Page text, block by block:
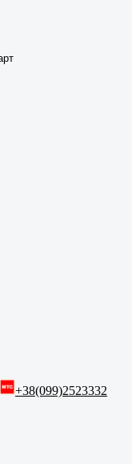
+38(099)2523332